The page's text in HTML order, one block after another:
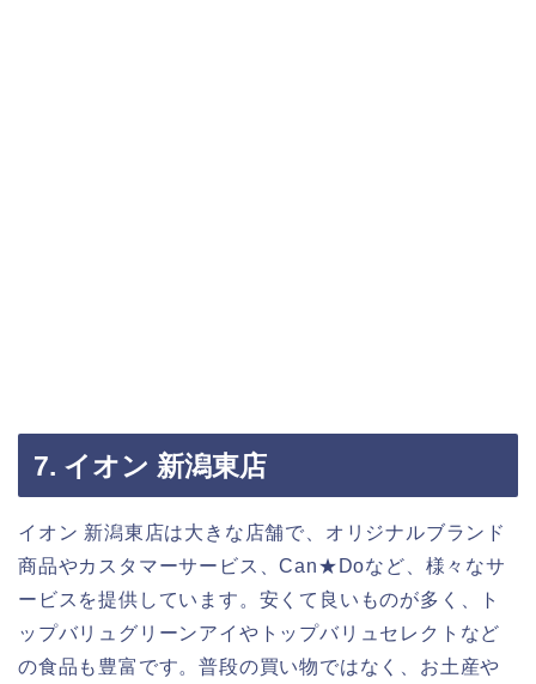
7. イオン 新潟東店
イオン 新潟東店は大きな店舗で、オリジナルブランド
商品やカスタマーサービス、Can★Doなど、様々なサ
ービスを提供しています。安くて良いものが多く、ト
ップバリュグリーンアイやトップバリュセレクトなど
の食品も豊富です。普段の買い物ではなく、お土産や